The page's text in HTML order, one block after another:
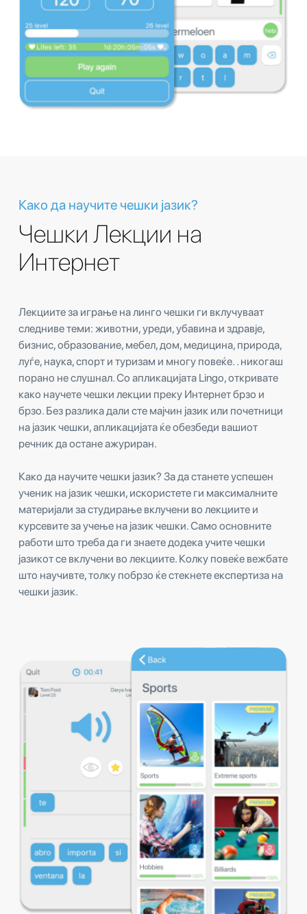
Како да научите чешки јазик?
Чешки Лекции на
Интернет
Лекциите за играње на линго чешки ги вклучуваат
следниве теми: животни, уреди, убавина и здравје,
бизнис, образование, мебел, дом, медицина, природа,
луѓе, наука, спорт и туризам и многу повеќе. . никогаш
порано не слушнал. Со апликацијата Lingo, откривате
како научете чешки лекции преку Интернет брзо и
брзо. Без разлика дали сте мајчин јазик или почетници
на јазик чешки, апликацијата ќе обезбеди вашиот
речник да остане ажуриран.
Како да научите чешки јазик? За да станете успешен
ученик на јазик чешки, искористете ги максималните
материјали за студирање вклучени во лекциите и
курсевите за учење на јазик чешки. Само основните
работи што треба да ги знаете додека учите чешки
јазикот се вклучени во лекциите. Колку повеќе вежбате
што научивте, толку побрзо ќе стекнете експертиза на
чешки јазик.